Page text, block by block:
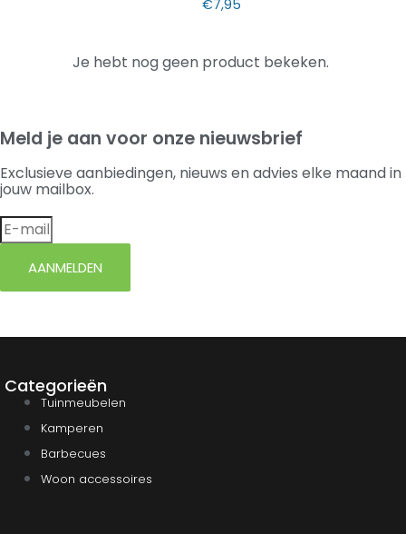
€7,95
Je hebt nog geen product bekeken.
Meld je aan voor onze nieuwsbrief
Exclusieve aanbiedingen, nieuws en advies elke maand in
jouw mailbox.
AANMELDEN
Categorieën
Tuinmeubelen
Kamperen
Barbecues
Woon accessoires